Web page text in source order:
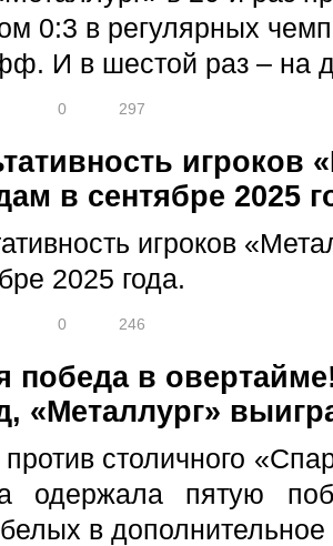
0:3 в регулярных
И в шестой раз – на
0 297
игроков
в сентябре 2025
игроков
2025 года.
0 246
победа в
«Металлург»
столичного
одержала пятую
в